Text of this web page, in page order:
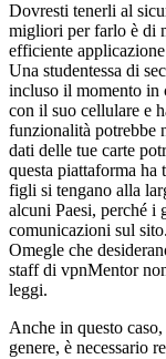
Dovresti tenerli al
migliori per farlo è di
efficiente
Una studentessa di
incluso il momento in
con il suo cellulare e
funzionalità potrebbe
dati delle tue carte
questa piattaforma
figli si tengano alla
alcuni Paesi, perché i
comunicazioni sul
Omegle che
staff di vpnMentor
leggi.
Anche in questo
genere, è necessario